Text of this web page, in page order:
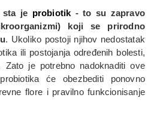
je probiotik - to su zapravo
koji se prirodno
. Ukoliko postoji njihov nedostatak
ili postojanja određenih bolesti,
Zato je potrebno nadoknaditi ove
će obezbediti ponovno
flore i pravilno funkcionisanje